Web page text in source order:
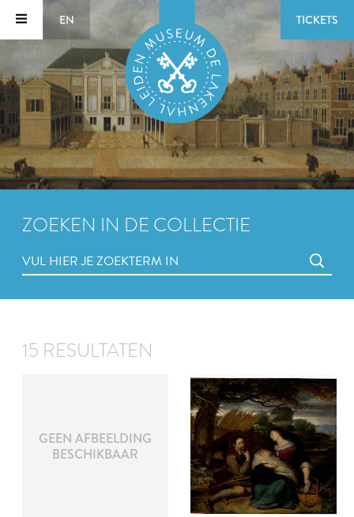
EN TICKETS
ZOEKEN IN DE COLLECTIE
15 RESULTATEN
GEEN AFBEELDING
BESCHIKBAAR